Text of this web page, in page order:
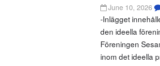
June 10, 2026
-Inlägget
den ideella
Föreningen
inom det ideella